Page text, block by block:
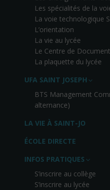
Les spécialités de la
La voie technologique
L’orientation
La vie au lycée
Le Centre de
La plaquette du lycée
UFA SAINT JOSEPH
BTS Management
alternance)
LA VIE À SAINT-JO
ÉCOLE DIRECTE
INFOS PRATIQUES
S’inscrire au collège
S’inscrire au lycée